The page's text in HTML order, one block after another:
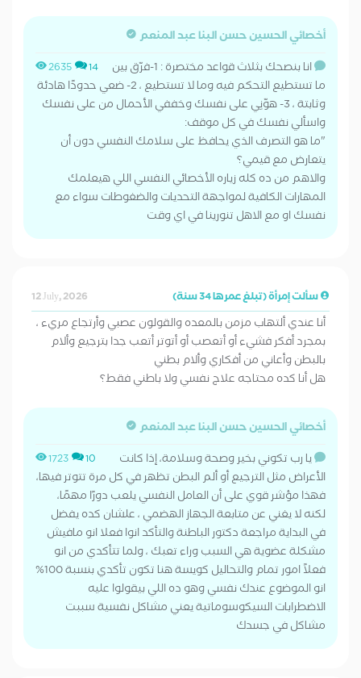
أخصائي الحسين حسن البنا عبد المنعم
2635 14
انا بنصحك بثلاث قواعد مختصرة : 1-فرّق بين
ما تستطيع التحكم فيه وما لا تستطيع ، 2- ضعي حدودًا هادئة
وثابتة ، 3- هوّنِي على نفسك وخففي الأحمال من على نفسك
واسألي نفسك في كل موقف:
"ما هو التصرف الذي يحافظ على سلامك النفسي دون أن
يتعارض مع قيمي؟
والاهم من ده كله زياره الأخصائي النفسي اللي هيعلمك
المهارات الكافية لمواجهة التحديات والضغوطات سواء مع
نفسك او مع الاهل تنورينا في اي وقت
سألت إمرأة (تبلغ عمرها 34 سنة) 12 July, 2026
أنا عندي ألتهاب مزمن بالمعده والقولون عصبي وأرتجاع مريء ،
بمجرد أفكر فشيء أو أتعصب أو أتوتر أتعب جدا بترجيع وألام
بالبطن وأعاني من أفكاري وألام بطني
هل أنا كده محتاجه علاج نفسي ولا باطني فقط؟
أخصائي الحسين حسن البنا عبد المنعم
1723 10
يا رب تكوني بخير وصحة وسلامة، إذا كانت
الأعراض مثل الترجيع أو ألم البطن تظهر في كل مرة تتوتر فيها،
فهذا مؤشر قوي على أن العامل النفسي يلعب دورًا مهمًا،
لكنه لا يغني عن متابعة الجهاز الهضمي ، علشان كده يفضل
في البداية مراجعة دكتور الباطنة والتأكد انوا فعلا انو مافيش
مشكلة عضوية هي السبب وراء تعبك ، ولما تتأكدي من انو
فعلاً امور تمام والتحاليل كويسة هنا تكون تأكدي بنسبة 100%
انو الموضوع عندك نفسي وهو ده اللي بيقولوا عليه
الاضطرابات السيكوسوماتية يعني مشاكل نفسية سببت
مشاكل في جسدك